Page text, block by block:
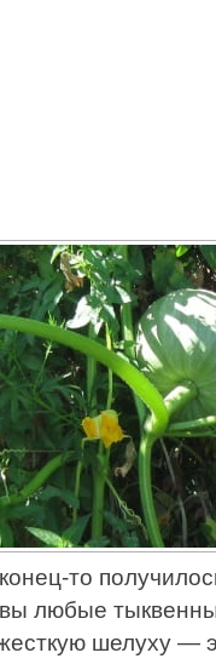
то
любые
шелуху —